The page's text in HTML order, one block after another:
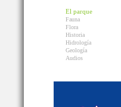
El parque
Fauna
Flora
Historia
Hidrología
Geología
Audios